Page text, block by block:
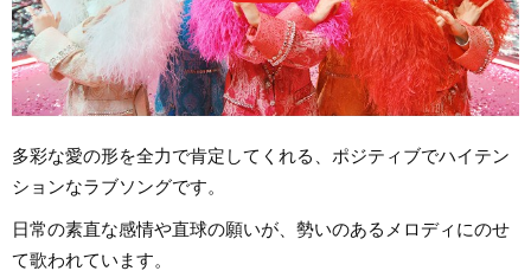
多彩な愛の形を全力で肯定してくれる、ポジティブでハイテン
ションなラブソングです。
日常の素直な感情や直球の願いが、勢いのあるメロディにのせ
て歌われています。